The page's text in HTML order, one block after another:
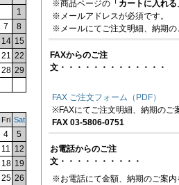
※商品ページの 「カートに入れる
※メールアドレスが必須です。
※メールにてご注文明細、納期
FAXからのご注
文・・・・・・・・・・・・・
FAX ご注文フォーム（PDF）
※FAXにてご注文明細、納期のご
FAX 03-5806-0751
お電話からのご注
文・・・・・・・・・・
※お電話にて金額、納期のご案内
1
7
8
14 15
21 22
28 29
Fri Sat
4
5
11 12
18 19
25 26